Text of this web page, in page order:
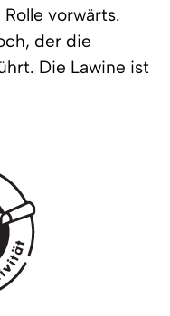
vorwärts.
der die
Die Lawine ist